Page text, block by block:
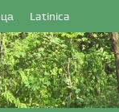
Latinica